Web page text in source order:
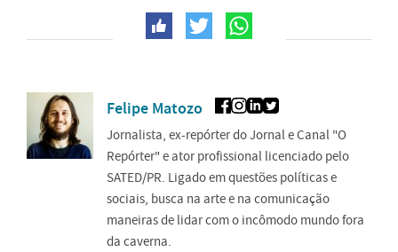
Felipe Matozo
Jornalista, ex-repórter do Jornal e Canal "O
Repórter" e ator profissional licenciado pelo
SATED/PR. Ligado em questões políticas e
sociais, busca na arte e na comunicação
maneiras de lidar com o incômodo mundo fora
da caverna.